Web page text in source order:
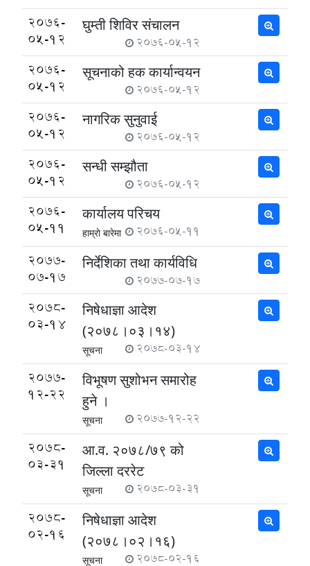
2076-
05-12
घुम्ती शिविर संचालन
2076-05-12
2076-
05-12
सूचनाको हक कार्यान्वयन
2076-05-12
2076-
05-12
नागरिक सुनुवाई
2076-05-12
2076-
05-12
सन्धी सम्झौता
2076-05-12
2076-
05-11
कार्यालय परिचय
हाम्राे बारेमा 2076-05-11
2077-
07-17
निर्देशिका तथा कार्यविधि
2077-07-17
2078-
03-14
निषेधाज्ञा आदेश
(२०७८।०३।१४)
सूचना 2078-03-14
2077-
12-22
विभूषण सुशोभन समारोह
हुने ।
सूचना 2077-12-22
2078-
03-31
आ.व. २०७८/७९ को
जिल्ला दररेट
सूचना 2078-03-31
2078-
02-16
निषेधाज्ञा आदेश
(२०७८।०२।१६)
सूचना 2078-02-16